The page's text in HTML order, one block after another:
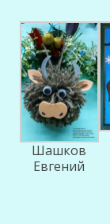
Шашков
Евгений